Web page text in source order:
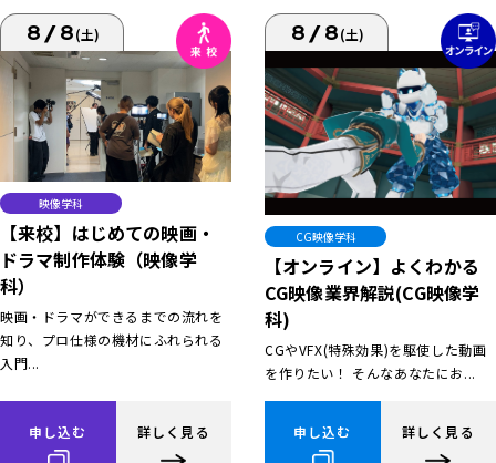
8/8(土)
映像学科
【来校】はじめての映画・
ドラマ制作体験（映像学
科）
映画・ドラマができるまでの流れを
知り、プロ仕様の機材にふれられる
入門...
申し込む 詳しく見る
8/8(土)
CG映像学科
【オンライン】よくわかる
CG映像業界解説(CG映像学
科)
CGやVFX(特殊効果)を駆使した動画
を作りたい！ そんなあなたにお...
申し込む 詳しく見る